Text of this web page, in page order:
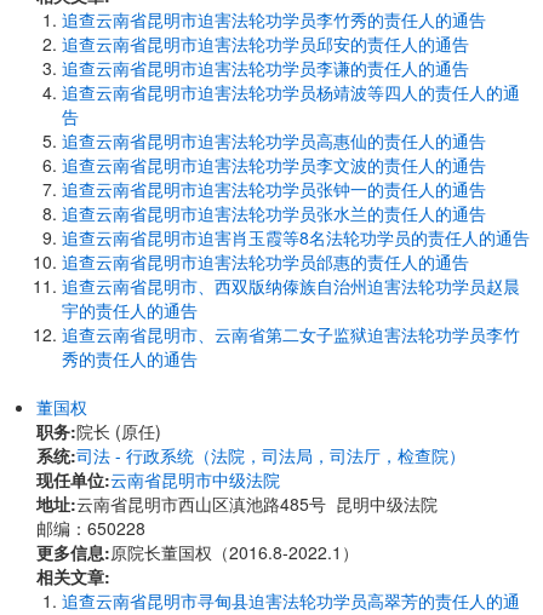
追查云南省昆明市迫害法轮功学员李竹秀的责任人的通告
追查云南省昆明市迫害法轮功学员邱安的责任人的通告
追查云南省昆明市迫害法轮功学员李谦的责任人的通告
追查云南省昆明市迫害法轮功学员杨靖波等四人的责任人的通
告
追查云南省昆明市迫害法轮功学员高惠仙的责任人的通告
追查云南省昆明市迫害法轮功学员李文波的责任人的通告
追查云南省昆明市迫害法轮功学员张钟一的责任人的通告
追查云南省昆明市迫害法轮功学员张水兰的责任人的通告
追查云南省昆明市迫害肖玉霞等8名法轮功学员的责任人的通告
追查云南省昆明市迫害法轮功学员邰惠的责任人的通告
追查云南省昆明市、西双版纳傣族自治州迫害法轮功学员赵晨
宇的责任人的通告
追查云南省昆明市、云南省第二女子监狱迫害法轮功学员李竹
秀的责任人的通告
董国权
职务:院长 (原任)
系统:司法 - 行政系统（法院，司法局，司法厅，检查院）
现任单位:云南省昆明市中级法院
地址:云南省昆明市西山区滇池路485号 昆明中级法院
邮编：650228
更多信息:原院长董国权（2016.8-2022.1）
相关文章:
追查云南省昆明市寻甸县迫害法轮功学员高翠芳的责任人的通